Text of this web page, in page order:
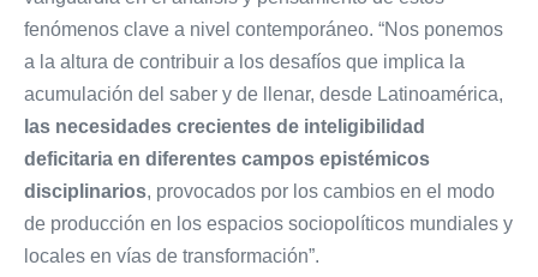
fenómenos clave a nivel contemporáneo. “Nos ponemos
a la altura de contribuir a los desafíos que implica la
acumulación del saber y de llenar, desde Latinoamérica,
las necesidades crecientes de inteligibilidad
deficitaria en diferentes campos epistémicos
disciplinarios, provocados por los cambios en el modo
de producción en los espacios sociopolíticos mundiales y
locales en vías de transformación”.